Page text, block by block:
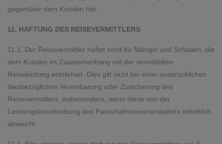
gegenüber dem Kunden hat.
11. HAFTUNG DES REISEVERMITTLERS
11.1. Der Reisevermittler haftet nicht für Mängel und Schäden, die
dem Kunden im Zusammenhang mit der vermittelten
Reiseleistung entstehen. Dies gilt nicht bei einer ausdrücklichen
diesbezüglichen Vereinbarung oder Zusicherung des
Reisevermittlers, insbesondere, wenn diese von der
Leistungsbeschreibung des Pauschalreiseveranstalters erheblich
abweicht.